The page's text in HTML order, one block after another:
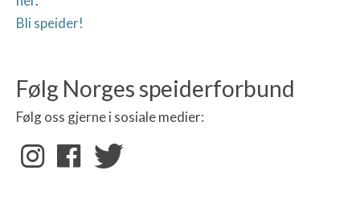
Bli speider!
Følg Norges speiderforbund
Følg oss gjerne i sosiale medier: